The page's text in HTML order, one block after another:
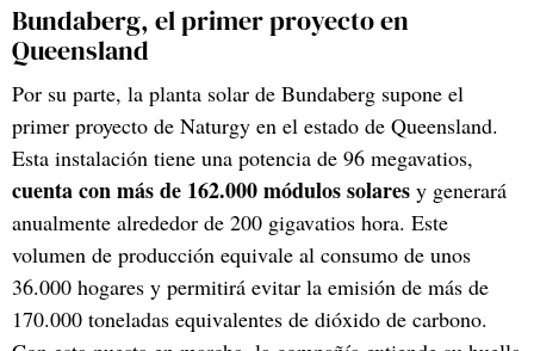
Bundaberg, el primer proyecto en
Queensland
Por su parte, la planta solar de Bundaberg supone el
primer proyecto de Naturgy en el estado de Queensland.
Esta instalación tiene una potencia de 96 megavatios,
cuenta con más de 162.000 módulos solares y generará
anualmente alrededor de 200 gigavatios hora. Este
volumen de producción equivale al consumo de unos
36.000 hogares y permitirá evitar la emisión de más de
170.000 toneladas equivalentes de dióxido de carbono.